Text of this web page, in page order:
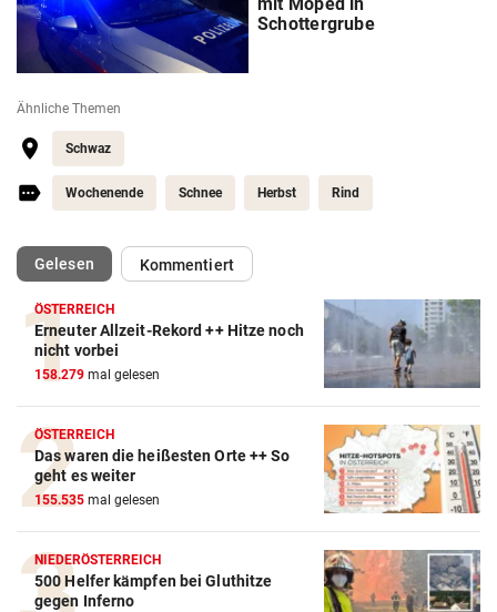
Schottergrube
Ähnliche Themen
Schwaz
Wochenende Schnee Herbst Rind
Gelesen(ausgewählt)Kommentiert
ÖSTERREICH
Erneuter Allzeit-Rekord ++ Hitze noch
nicht vorbei
158.279 mal gelesen
ÖSTERREICH
Das waren die heißesten Orte ++ So
geht es weiter
155.535 mal gelesen
NIEDERÖSTERREICH
500 Helfer kämpfen bei Gluthitze
gegen Inferno